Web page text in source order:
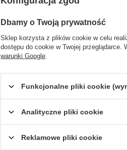
Dbamy o Twoją prywatność
Sklep korzysta z plików cookie w celu
dostępu do cookie w Twojej
warunki Google
Funkcjonalne pliki cookie
Analityczne pliki cookie
Reklamowe pliki cookie